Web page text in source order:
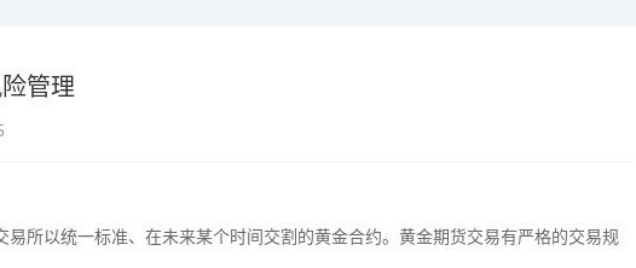
管理
所以统一标准、在未来某个时间交割的黄金合约。黄金期货交易有严格的交易规